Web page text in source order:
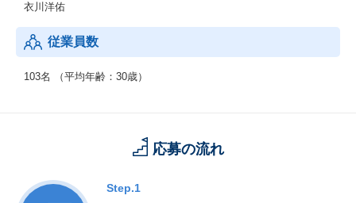
衣川洋佑
従業員数
103名 （平均年齢：30歳）
応募の流れ
Step.1